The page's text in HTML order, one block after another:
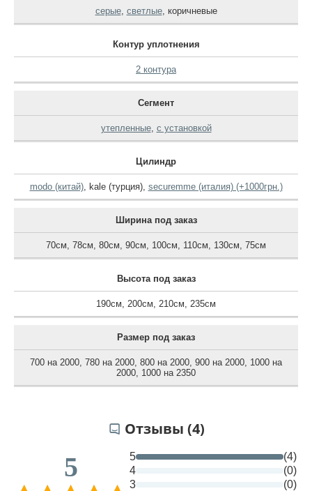
серые, светлые, коричневые
Контур уплотнения
2 контура
Сегмент
утепленные, с установкой
Цилиндр
modo (китай), kale (турция), securemme (италия) (+1000грн.)
Ширина под заказ
70см 78см 80см 90см 100см 110см 130см 75см
Высота под заказ
190см 200см 210см 235см
Размер под заказ
700 на 2000 780 на 2000 800 на 2000 900 на 2000 1000 на
2000 1000 на 2350
Отзывы (4)
5 5
(4)
4
(0)
3
(0)